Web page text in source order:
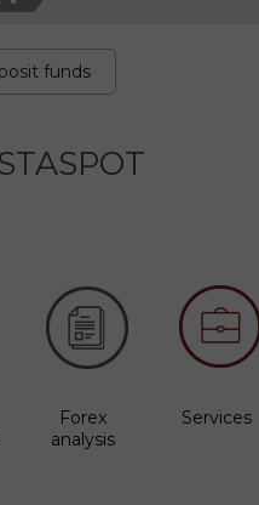
funds
Forex
analysis
Services